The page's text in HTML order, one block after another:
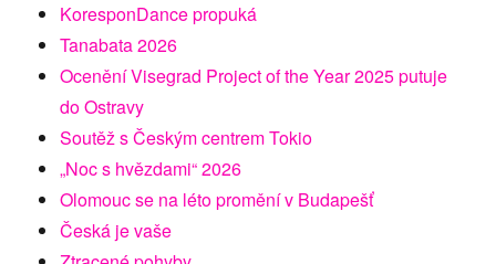
KoresponDance propuká
Tanabata 2026
Ocenění Visegrad Project of the Year 2025 putuje
do Ostravy
Soutěž s Českým centrem Tokio
„Noc s hvězdami“ 2026
Olomouc se na léto promění v Budapešť
Česká je vaše